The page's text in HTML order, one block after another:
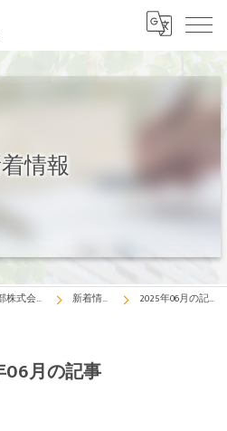
情報
寒い家はつくらない。住宅倶楽部株式会社 新着情報 2025年06月の記事
06月の記事